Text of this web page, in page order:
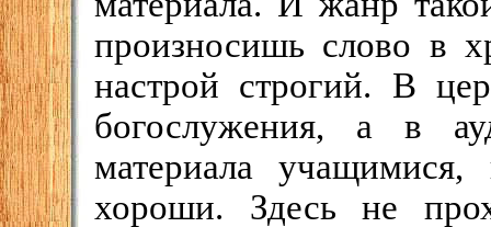
произносишь слово в
настрой строгий. В
богослужения, а в
материала
хороши. Здесь не